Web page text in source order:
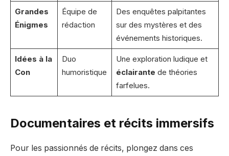
Grandes
Énigmes
Équipe de
rédaction
Des enquêtes palpitantes
sur des mystères et des
événements historiques.
Idées à la
Con
Duo
humoristique
Une exploration ludique et
éclairante de théories
farfelues.
Documentaires et récits immersifs
Pour les passionnés de récits, plongez dans ces